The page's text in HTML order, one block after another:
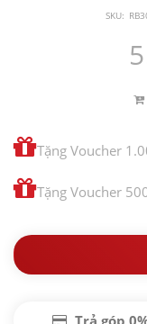
SKU:
Tặng Voucher
Tặng Voucher